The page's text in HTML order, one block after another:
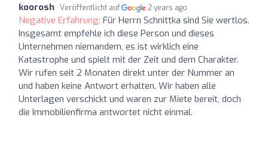
koorosh Veröffentlicht auf 2 years ago
Negative Erfahrung: Für Herrn Schnittka sind Sie wertlos.
Insgesamt empfehle ich diese Person und dieses
Unternehmen niemandem, es ist wirklich eine
Katastrophe und spielt mit der Zeit und dem Charakter.
Wir rufen seit 2 Monaten direkt unter der Nummer an
und haben keine Antwort erhalten. Wir haben alle
Unterlagen verschickt und waren zur Miete bereit, doch
die Immobilienfirma antwortet nicht einmal.